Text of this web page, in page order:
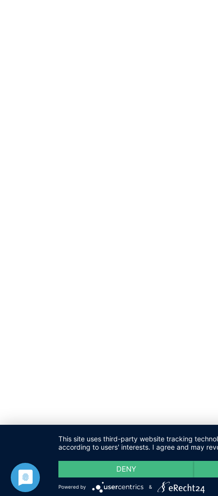
This site uses third-party website tracking
according to users' interests. I agree and may
DENY
Powered by &